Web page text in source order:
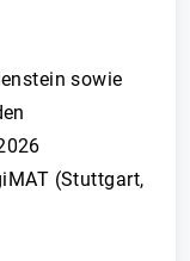
sowie
(Stuttgart,